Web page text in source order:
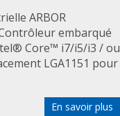
ARBOR
Contrôleur embarqué
Core™ i7/i5/i3 / ou
LGA1151 pour
En savoir plus